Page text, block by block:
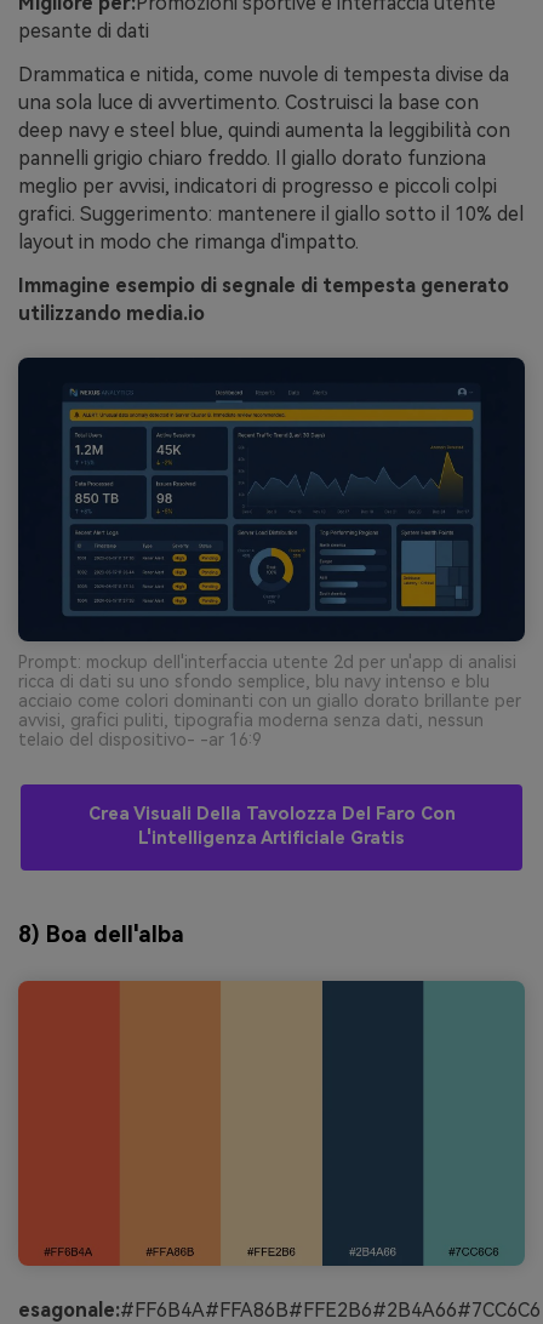
pesante di dati
Drammatica e nitida, come nuvole di tempesta divise da
una sola luce di avvertimento. Costruisci la base con
deep navy e steel blue, quindi aumenta la leggibilità con
pannelli grigio chiaro freddo. Il giallo dorato funziona
meglio per avvisi, indicatori di progresso e piccoli colpi
grafici. Suggerimento: mantenere il giallo sotto il 10% del
layout in modo che rimanga d'impatto.
Immagine esempio di segnale di tempesta generato
utilizzando media.io
Prompt: mockup dell'interfaccia utente 2d per un'app di analisi
ricca di dati su uno sfondo semplice, blu navy intenso e blu
acciaio come colori dominanti con un giallo dorato brillante per
avvisi, grafici puliti, tipografia moderna senza dati, nessun
telaio del dispositivo- -ar 16:9
Crea Visuali Della Tavolozza Del Faro Con
L'intelligenza Artificiale Gratis
8) Boa dell'alba
esagonale:#FF6B4A#FFA86B#FFE2B6#2B4A66#7CC6C6